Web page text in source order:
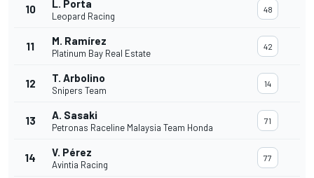
10 L. Porta
Leopard Racing
48
11 M. Ramírez
Platinum Bay Real Estate
42
12 T. Arbolino
Snipers Team
14
13 A. Sasaki
Petronas Raceline Malaysia Team Honda
71
14 V. Pérez
Avintia Racing
77